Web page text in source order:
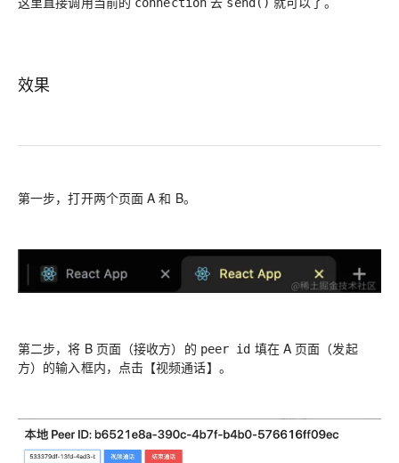
效果
第一步，打开两个页面 A 和 B。
第二步，将 B 页面（接收方）的 peer id 填在 A 页面（发起
方）的输入框内，点击【视频通话】。